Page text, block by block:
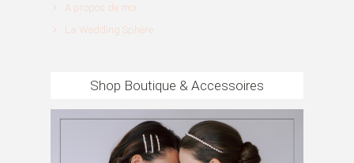
A propos de moi
La Wedding Sphère
Shop Boutique & Accessoires